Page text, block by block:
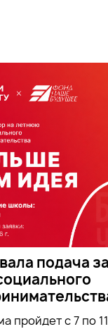
подача
пройдет с 7 по